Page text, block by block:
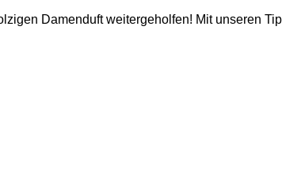
Damenduft weitergeholfen! Mit unseren